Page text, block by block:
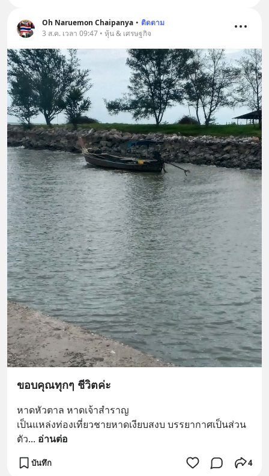
Oh Naruemon Chaipanya • ติดตาม
3 ส.ค. เวลา 09:47 • หุ้น & เศรษฐกิจ
ขอบคุณทุกๆ ชีวิตค่ะ
หาดหัวตาล หาดเจ้าสำราญ
เป็นแหล่งท่องเที่ยวชายหาดเงียบสงบ บรรยากาศเป็นส่วน
ตัว... อ่านต่อ
บันทึก 4